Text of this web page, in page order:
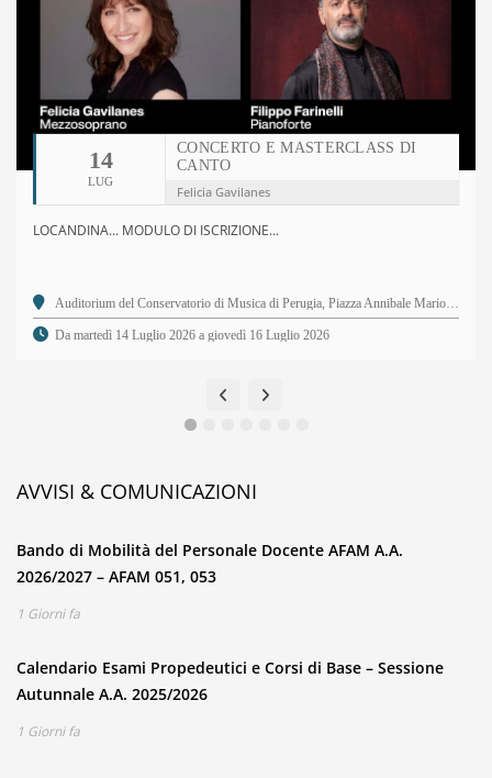
14
LUG
CONCERTO E MASTERCLASS DI
CANTO
Felicia Gavilanes
LOCANDINA... MODULO DI ISCRIZIONE...
Auditorium del Conservatorio di Musica di Perugia, Piazza Annibale Mariotti, 2 - 06123 Perugia PG
Da martedì 14 Luglio 2026 a giovedì 16 Luglio 2026
AVVISI & COMUNICAZIONI
Bando di Mobilità del Personale Docente AFAM A.A.
2026/2027 – AFAM 051, 053
1 Giorni fa
Calendario Esami Propedeutici e Corsi di Base – Sessione
Autunnale A.A. 2025/2026
1 Giorni fa